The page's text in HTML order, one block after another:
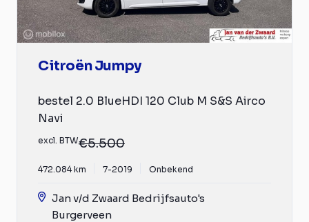
Citroën Jumpy
bestel 2.0 BlueHDI 120 Club M S&S Airco
Navi
excl. BTW€5.500
472.084 km 7-2019 Onbekend
Jan v/d Zwaard Bedrijfsauto's
Burgerveen